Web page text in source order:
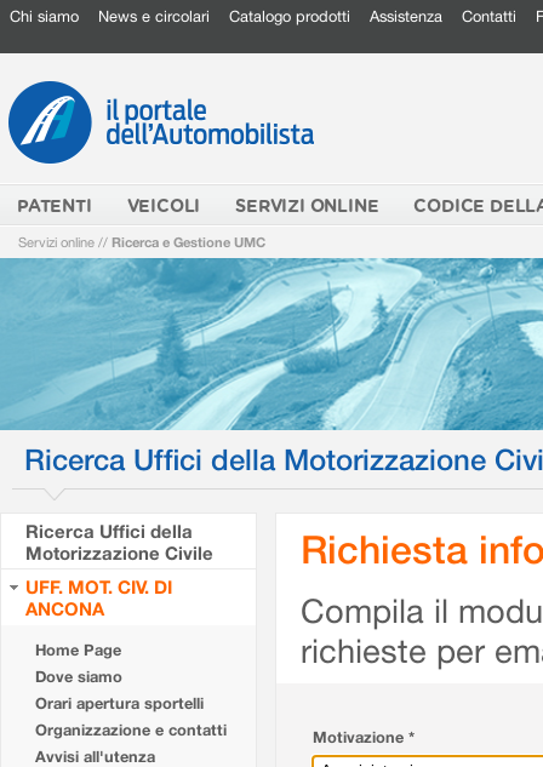
Chi siamo News e circolari Catalogo prodotti Assistenza Contatti
PATENTI VEICOLI SERVIZI ONLINE CODICE
Servizi online // Ricerca e Gestione UMC
Ricerca Uffici della Motorizzazione
Ricerca Uffici della
Motorizzazione Civile
UFF. MOT. CIV. DI
ANCONA
Home Page
Dove siamo
Orari apertura sportelli
Organizzazione e contatti
Avvisi all'utenza
Richiesta
Compila il
richieste per
Motivazione *